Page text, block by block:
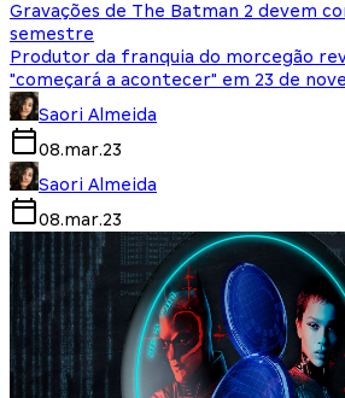
Gravações de The Batman 2 devem
semestre
Produtor da franquia do morcegão
"começará a acontecer" em 23 de
Saori Almeida
08.mar.23
Saori Almeida
08.mar.23